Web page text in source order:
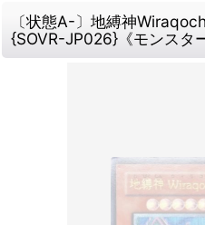
〔状態A-〕地縛神
{SOVR-JP026}《モンスタ